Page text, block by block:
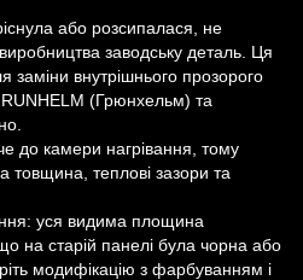
або розсипалася, не
заводську деталь. Ця
заміни внутрішнього прозорого
(Грюнхельм) та
до камери нагрівання, тому
товщина, теплові зазори та
уся видима площина
на старій панелі була чорна або
модифікацію з фарбуванням і